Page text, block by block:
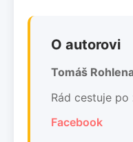
O autorovi
Tomáš
Rád cestuje
Facebook